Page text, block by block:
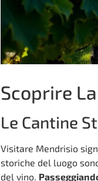
Scoprire
Le Cantine
Visitare Mendrisio
storiche del luogo
del vino.